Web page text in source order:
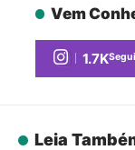
Vem
1.7K
Leia